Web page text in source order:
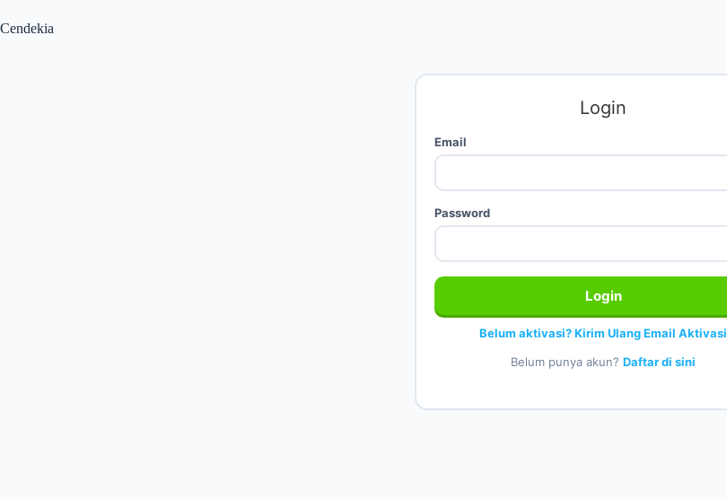
Cendekia
Login
Email
Password
Login
Belum aktivasi? Kirim Ulang Email Aktivasi
Belum punya akun? Daftar di sini